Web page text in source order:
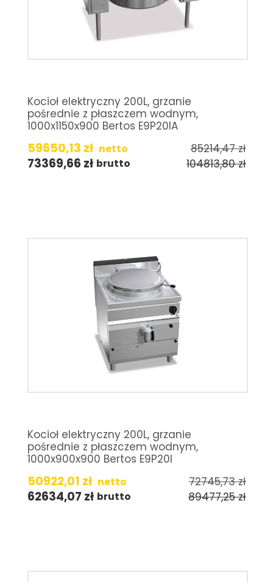
Kocioł elektryczny 200L, grzanie
pośrednie z płaszczem wodnym,
1000x1150x900 Bertos E9P20IA
59650,13 zł netto 85214,47zł
73369,66 zł brutto 104813,80zł
Kocioł elektryczny 200L, grzanie
pośrednie z płaszczem wodnym,
1000x900x900 Bertos E9P20I
50922,01 zł netto 72745,73zł
62634,07 zł brutto 89477,25zł